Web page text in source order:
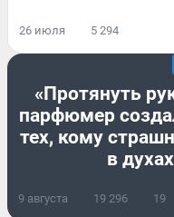
26 июля 5 294
«Протянуть
парфюмер
тех, кому
в
9 августа 19 296 19